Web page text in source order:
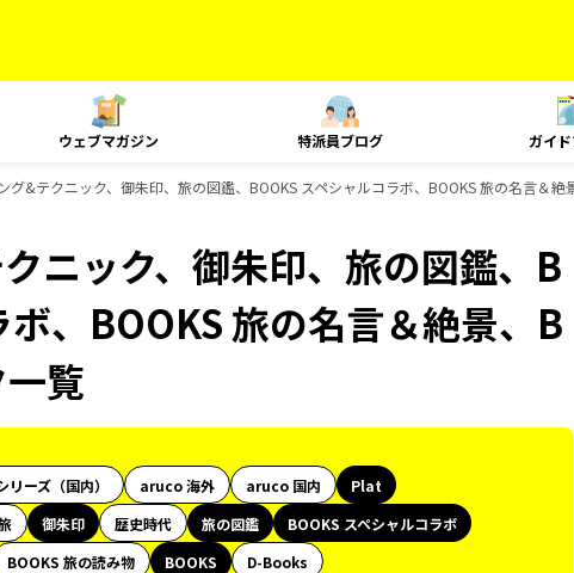
ウェブマガジン 特派員ブログ ガイ
グ&テクニック、御朱印、旅の図鑑、BOOKS スペシャルコラボ、BOOKS 旅の名言＆絶
ニック、御朱印、旅の図鑑、B
、BOOKS 旅の名言＆絶景、B
覧
ーズ（国内） aruco 海外 aruco 国内
Plat
御朱印 歴史時代 旅の図鑑
BOOKS スペシャルコラボ
BOOKS 旅の読み物 BOOKS
D-Books